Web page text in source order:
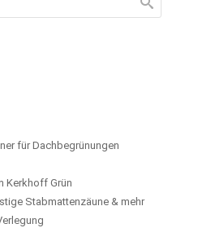
für Dachbegrünungen
Kerkhoff Grün
Stabmattenzäune & mehr